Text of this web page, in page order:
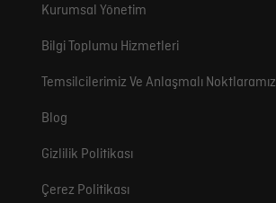
Kurumsal Yönetim
Bilgi Toplumu Hizmetleri
Temsilcilerimiz Ve Anlaşmalı Noktlaramız
Blog
Gizlilik Politikası
Çerez Politikası